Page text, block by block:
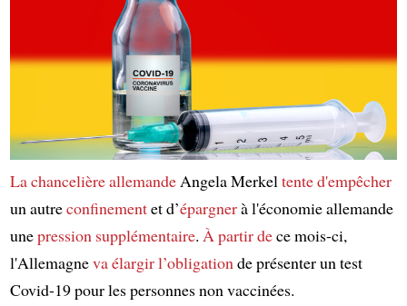
La chancelière allemandeAngela Merkeltente d'empêcher
un autreconfinementet d’épargnerà l'économie allemande
unepression supplémentaire. À partir dece mois-ci,
l'Allemagneva élargirl’obligationde présenter un test
Covid-19 pour les personnes non vaccinées.